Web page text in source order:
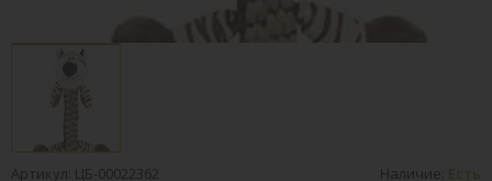
Артикул: ЦБ-00022362 Наличие: Есть